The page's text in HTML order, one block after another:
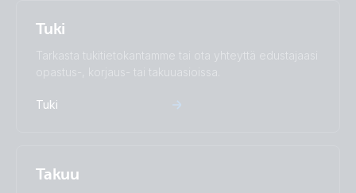
Tuki
Tarkasta tukitietokantamme tai ota yhteyttä edustajaasi
opastus-, korjaus- tai takuuasioissa.
Tuki
Takuu